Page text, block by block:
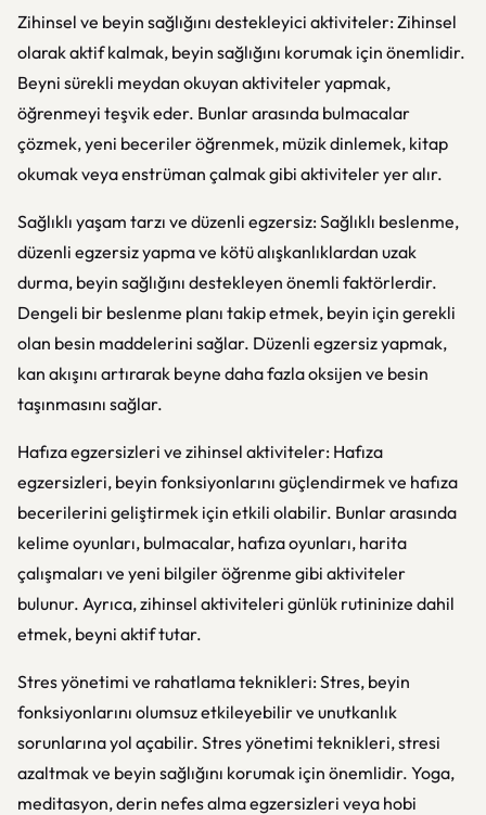
Zihinsel ve beyin sağlığını destekleyici aktiviteler: Zihinsel
olarak aktif kalmak, beyin sağlığını korumak için önemlidir.
Beyni sürekli meydan okuyan aktiviteler yapmak,
öğrenmeyi teşvik eder. Bunlar arasında bulmacalar
çözmek, yeni beceriler öğrenmek, müzik dinlemek, kitap
okumak veya enstrüman çalmak gibi aktiviteler yer alır.
Sağlıklı yaşam tarzı ve düzenli egzersiz: Sağlıklı beslenme,
düzenli egzersiz yapma ve kötü alışkanlıklardan uzak
durma, beyin sağlığını destekleyen önemli faktörlerdir.
Dengeli bir beslenme planı takip etmek, beyin için gerekli
olan besin maddelerini sağlar. Düzenli egzersiz yapmak,
kan akışını artırarak beyne daha fazla oksijen ve besin
taşınmasını sağlar.
Hafıza egzersizleri ve zihinsel aktiviteler: Hafıza
egzersizleri, beyin fonksiyonlarını güçlendirmek ve hafıza
becerilerini geliştirmek için etkili olabilir. Bunlar arasında
kelime oyunları, bulmacalar, hafıza oyunları, harita
çalışmaları ve yeni bilgiler öğrenme gibi aktiviteler
bulunur. Ayrıca, zihinsel aktiviteleri günlük rutininize dahil
etmek, beyni aktif tutar.
Stres yönetimi ve rahatlama teknikleri: Stres, beyin
fonksiyonlarını olumsuz etkileyebilir ve unutkanlık
sorunlarına yol açabilir. Stres yönetimi teknikleri, stresi
azaltmak ve beyin sağlığını korumak için önemlidir. Yoga,
meditasyon, derin nefes alma egzersizleri veya hobi